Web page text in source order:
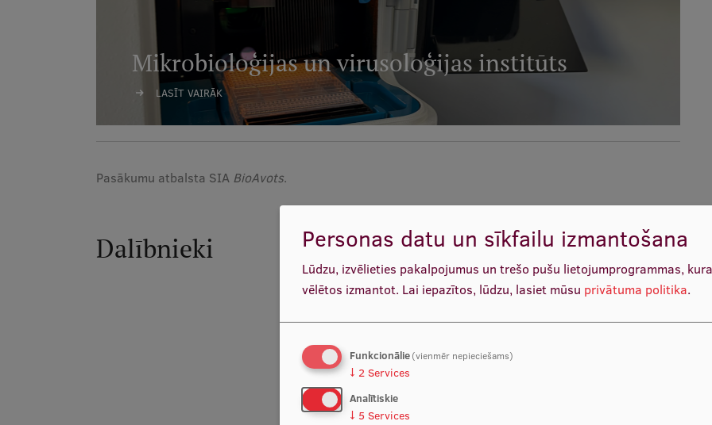
Mikrobioloģijas un virusoloģijas institūts
LASĪT VAIRĀK
Pasākumu atbalsta SIA BioAvots.
Dalībnieki
Pētnieks, Stundu pasniedzējs
Personas datu un sīkfailu izmantošana
Lūdzu, izvēlieties pakalpojumus un trešo pušu lietojumprogrammas,
vēlētos izmantot. Lai iepazītos, lūdzu, lasiet mūsu privātuma politika.
Funkcionālie(vienmēr nepieciešams)
↓ 2 Services
Analītiskie
↓ 5 Services